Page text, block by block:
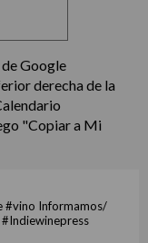
Google
derecha de la
"Copiar a Mi
#vino Informamos/